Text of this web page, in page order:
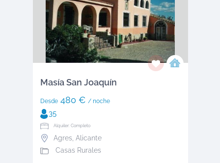
Masía San Joaquín
Desde480 € / noche
35
Alquiler: Completo
Agres, Alicante
Casas Rurales